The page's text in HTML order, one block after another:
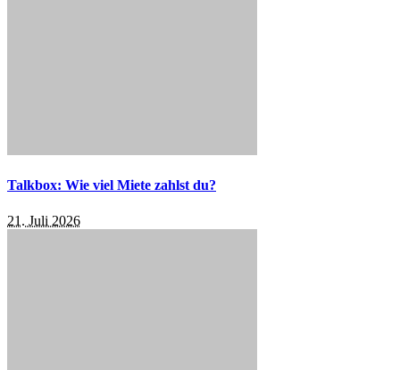
Talkbox: Wie viel Miete zahlst du?
21. Juli 2026